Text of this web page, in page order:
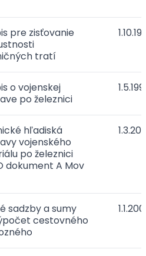
pre zisťovanie
tratí
o vojenskej
po železnici
hľadiská
vojenského
po železnici
dokument A Mov
sadzby a sumy
cestovného